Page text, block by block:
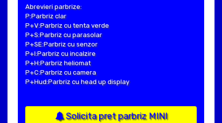
Abrevieri parbrize:
P:Parbriz clar
P+V:Parbriz cu tenta verde
P+S:Parbriz cu parasolar
P+SE:Parbriz cu senzor
P+I:Parbriz cu incalzire
P+H:Parbriz heliomat
P+C:Parbriz cu camera
P+Hud:Parbriz cu head up display
Solicita pret parbriz MINI